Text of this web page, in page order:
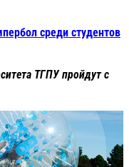
среди студентов
ТГПУ пройдут с